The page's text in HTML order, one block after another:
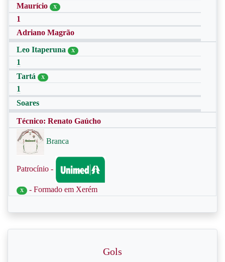
Maurício X
1
Adriano Magrão
Leo Itaperuna
X
1
Tartá
X
1
Soares
Técnico: Renato Gaúcho
Branca
Patrocínio -
X - Formado em Xerém
Gols